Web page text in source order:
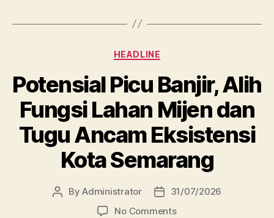
Categories
HEADLINE
Potensial Picu Banjir, Alih
Fungsi Lahan Mijen dan
Tugu Ancam Eksistensi
Kota Semarang
PostByAdministrator
Post
date
31/07/2026
No Commentson